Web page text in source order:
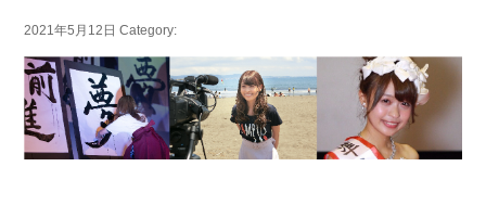
2021年5月12日 Category: